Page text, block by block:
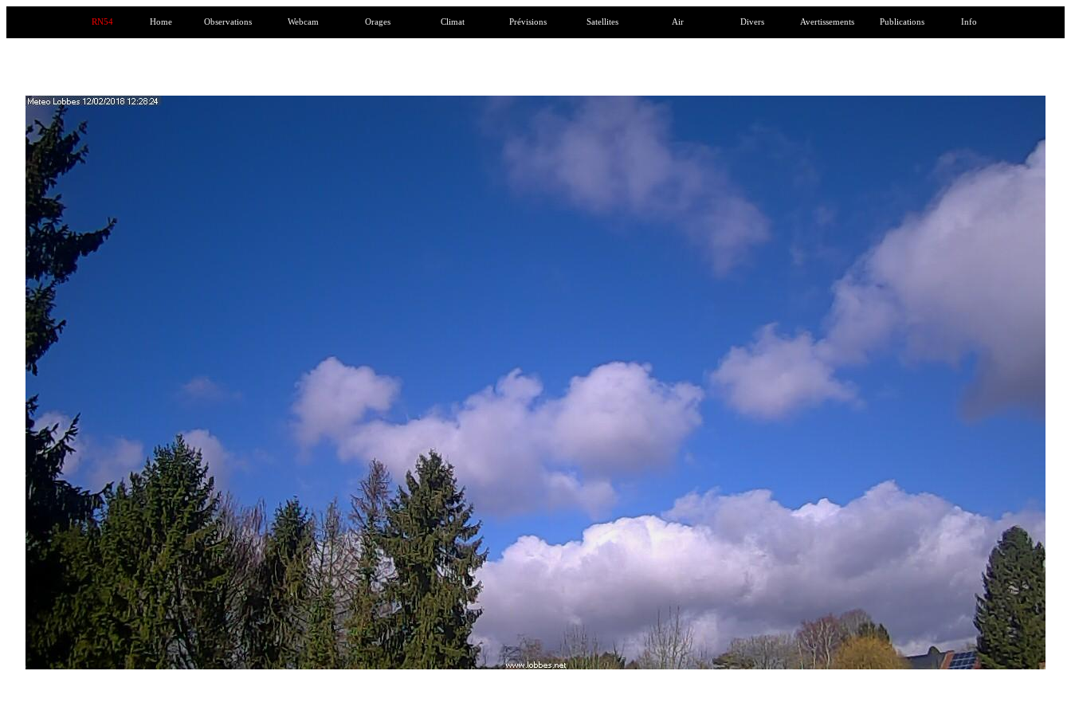
RN54 Home Observations Webcam Orages Climat Prévisions Satellites Air Divers Avertissements Publications Info